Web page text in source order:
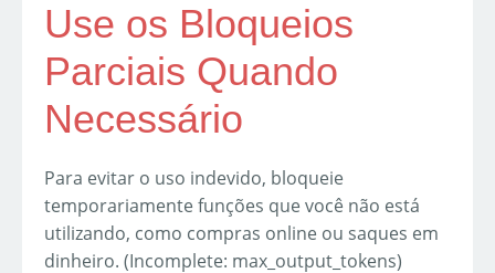
Use os Bloqueios
Parciais Quando
Necessário
Para evitar o uso indevido, bloqueie
temporariamente funções que você não está
utilizando, como compras online ou saques em
dinheiro. (Incomplete: max_output_tokens)